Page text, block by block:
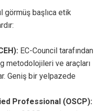
görmüş başlıca etik
EC-Council tarafından
metodolojileri ve araçları
Geniş bir yelpazede
Professional (OSCP):